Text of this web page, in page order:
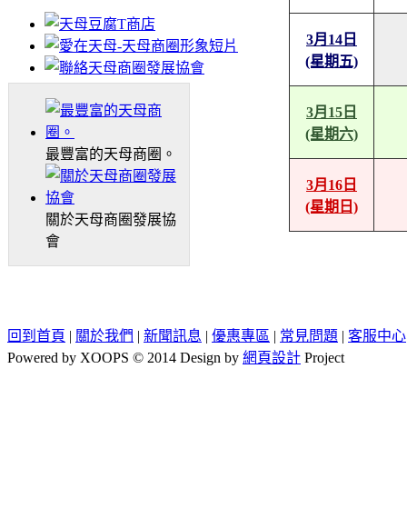
最豐富的天母商圈。
關於天母商圈發展協
會
3月14日
(星期五)
3月15日
(星期六)
3月16日
(星期日)
回到首頁 | 關於我們 | 新聞訊息 | 優惠專區 | 常見問題 | 客服中心
Powered by XOOPS © 2014 Design by 網頁設計 Project